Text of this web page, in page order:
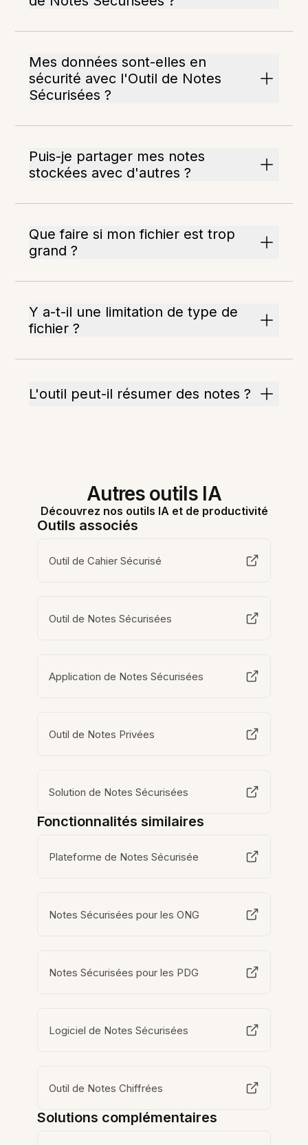
Mes données sont-elles en
sécurité avec l'Outil de Notes
Sécurisées ?
Puis-je partager mes notes
stockées avec d'autres ?
Que faire si mon fichier est trop
grand ?
Y a-t-il une limitation de type de
fichier ?
L'outil peut-il résumer des notes ?
Autres outils IA
Découvrez nos outils IA et de productivité
Outils associés
Outil de Cahier Sécurisé
Outil de Notes Sécurisées
Application de Notes Sécurisées
Outil de Notes Privées
Solution de Notes Sécurisées
Fonctionnalités similaires
Plateforme de Notes Sécurisée
Notes Sécurisées pour les ONG
Notes Sécurisées pour les PDG
Logiciel de Notes Sécurisées
Outil de Notes Chiffrées
Solutions complémentaires